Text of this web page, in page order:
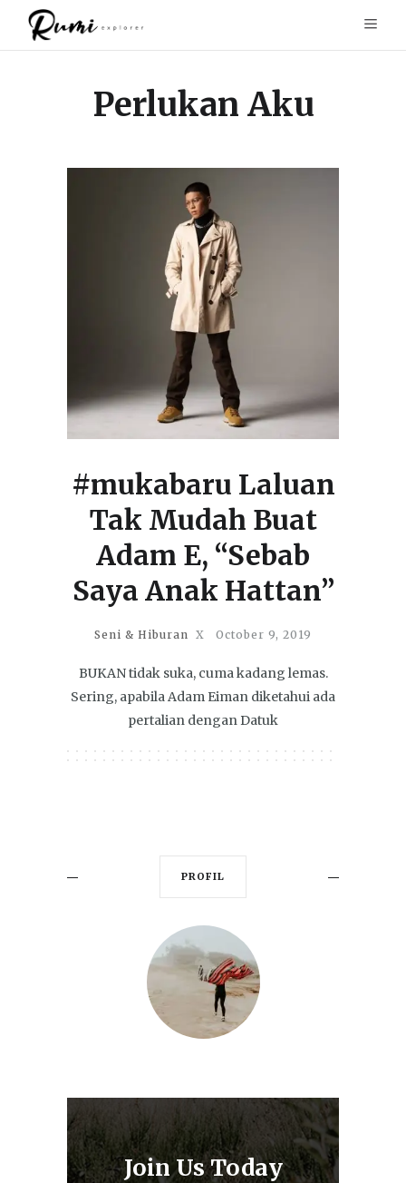
Perlukan Aku
#mukabaru Laluan
Tak Mudah Buat
Adam E, “Sebab
Saya Anak Hattan”
Seni & Hiburan X October 9, 2019
BUKAN tidak suka, cuma kadang lemas.
Sering, apabila Adam Eiman diketahui ada
pertalian dengan Datuk
PROFIL
Join Us Today